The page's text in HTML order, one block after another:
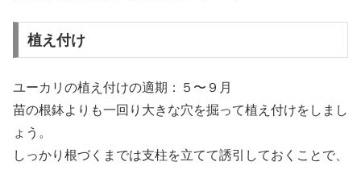
植え付け
ユーカリの植え付けの適期：５〜９月
苗の根鉢よりも一回り大きな穴を掘って植え付けをしまし
ょう。
しっかり根づくまでは支柱を立てて誘引しておくことで、